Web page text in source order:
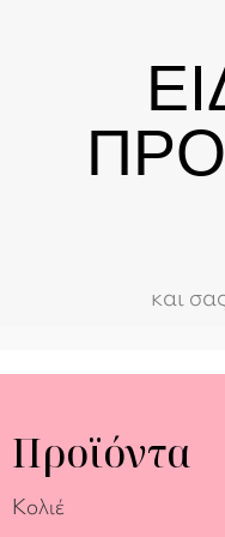
και
Προϊόντα
Κολιέ